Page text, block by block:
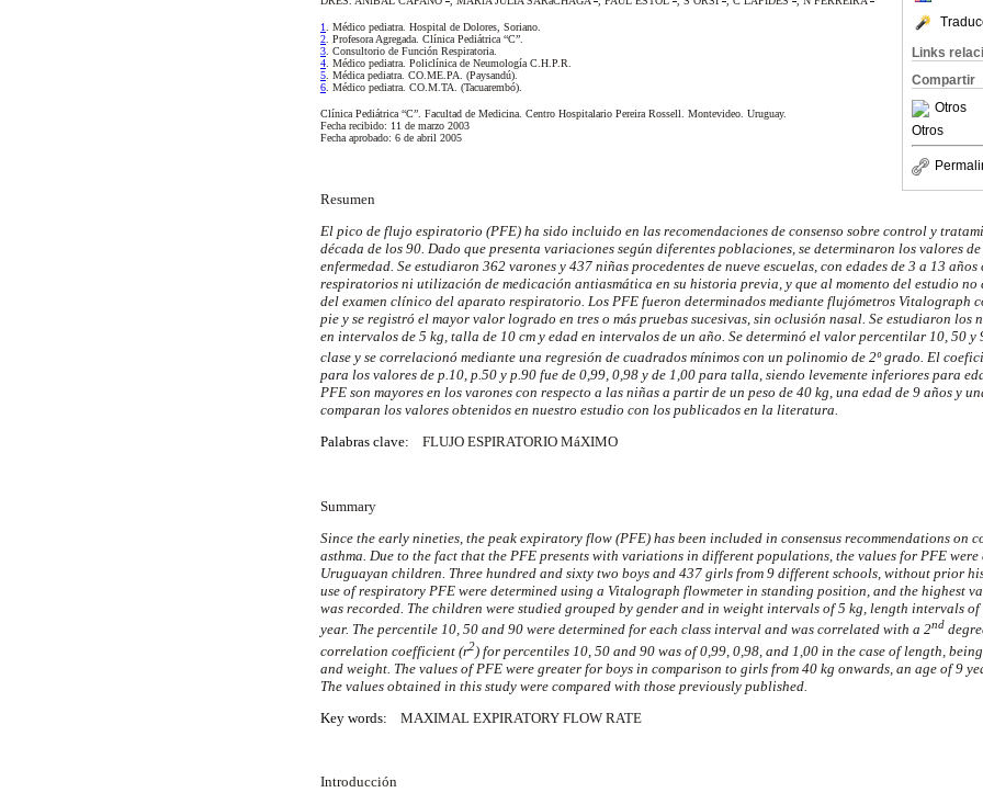
Links
Compartir
Otros
Otros
1
. Médico pediatra. Hospital de Dolores, Soriano.
2 . Profesora Agregada. Clínica Pediátrica “C”.
3 . Consultorio de Función Respiratoria.
4 . Médico pediatra. Policlínica de Neumología C.H.P.R.
5 . Médica pediatra. CO.ME.PA. (Paysandú).
6 . Médico pediatra. CO.M.TA. (Tacuarembó).
Clínica Pediátrica “C”. Facultad de Medicina. Centro Hospitalario Pereira Rossell. Montevideo. Uruguay.
Fecha recibido: 11 de marzo 2003
Fecha aprobado: 6 de abril 2005
Resumen
El pico de flujo espiratorio (PFE) ha sido incluido en las recomendaciones de consenso sobre control y
década de los 90. Dado que presenta variaciones según diferentes poblaciones, se determinaron los valores
enfermedad. Se estudiaron 362 varones y 437 niñas procedentes de nueve escuelas, con edades de 3 a 13
respiratorios ni utilización de medicación antiasmática en su historia previa, y que al momento del estudio
del examen clínico del aparato respiratorio. Los PFE fueron determinados mediante flujómetros Vitalograph
pie y se registró el mayor valor logrado en tres o más pruebas sucesivas, sin oclusión nasal. Se estudiaron los
en intervalos de 5 kg, talla de 10 cm y edad en intervalos de un año. Se determinó el valor percentilar 10, 50
clase y se correlacionó mediante una regresión de cuadrados mínimos con un polinomio de 2º grado. El
para los valores de p.10, p.50 y p.90 fue de 0,99, 0,98 y de 1,00 para talla, siendo levemente inferiores para
PFE son mayores en los varones con respecto a las niñas a partir de un peso de 40 kg, una edad de 9 años y
comparan los valores obtenidos en nuestro estudio con los publicados en la literatura.
Palabras clave: FLUJO ESPIRATORIO MáXIMO
Summary
Since the early nineties, the peak expiratory flow (PFE) has been included in consensus recommendations on
asthma. Due to the fact that the PFE presents with variations in different populations, the values for PFE
Uruguayan children. Three hundred and sixty two boys and 437 girls from 9 different schools, without prior
use of respiratory PFE were determined using a Vitalograph flowmeter in standing position, and the highest
was recorded. The children were studied grouped by gender and in weight intervals of 5 kg, length intervals
year. The percentile 10, 50 and 90 were determined for each class interval and was correlated with a 2nd
correlation coefficient (r2) for percentiles 10, 50 and 90 was of 0,99, 0,98, and 1,00 in the case of length,
and weight. The values of PFE were greater for boys in comparison to girls from 40 kg onwards, an age of 9
The values obtained in this study were compared with those previously published.
Key words: MAXIMAL EXPIRATORY FLOW RATE
Introducción